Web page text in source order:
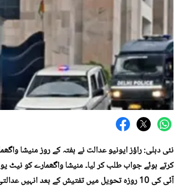
نئی دہلی: راؤز ایونیو عدالت نے ہفتہ کے روز
آئی کی 10 روزہ تحویل میں تفتیش کے بعد